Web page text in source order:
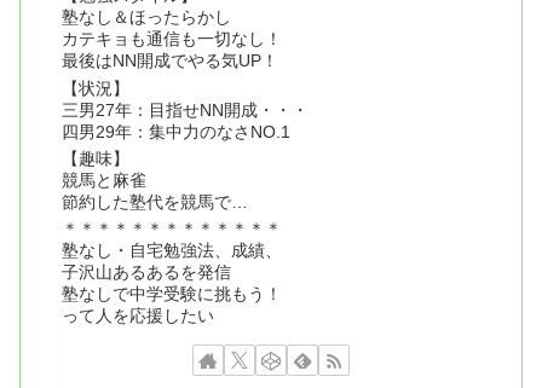
塾なし＆ほったらかし
カテキョも通信も一切なし！
最後はNN開成でやる気UP！
【状況】
三男27年：目指せNN開成・・・
四男29年：集中力のなさNO.1
【趣味】
競馬と麻雀
節約した塾代を競馬で…
＊＊＊＊＊＊＊＊＊＊＊＊＊
塾なし・自宅勉強法、成績、
子沢山あるあるを発信
塾なしで中学受験に挑もう！
って人を応援したい